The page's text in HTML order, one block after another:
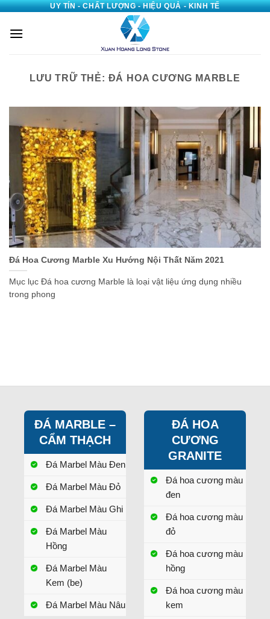
Bỏ
nội
UY TÍN - CHẤT LƯỢNG - HIỆU QUẢ - KINH TẾ
LƯU TRỮ THẺ: ĐÁ HOA CƯƠNG MARBLE
Đá Hoa Cương Marble Xu Hướng Nội Thất Năm 2021
Mục lục Đá hoa cương Marble là loại vật liệu ứng dụng nhiều
trong phong
ĐÁ MARBLE –
CẨM THẠCH
Đá Marbel Màu Đen
Đá Marbel Màu Đỏ
Đá Marbel Màu Ghi
Đá Marbel Màu
Hồng
Đá Marbel Màu
Kem (be)
Đá Marbel Màu Nâu
ĐÁ HOA
CƯƠNG
GRANITE
Đá hoa cương màu
đen
Đá hoa cương màu
đỏ
Đá hoa cương màu
hồng
Đá hoa cương màu
kem